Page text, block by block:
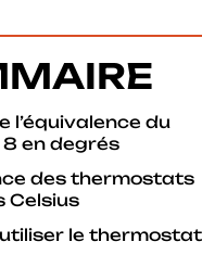
l’équivalence du
en degrés
des thermostats
Celsius
le thermostat